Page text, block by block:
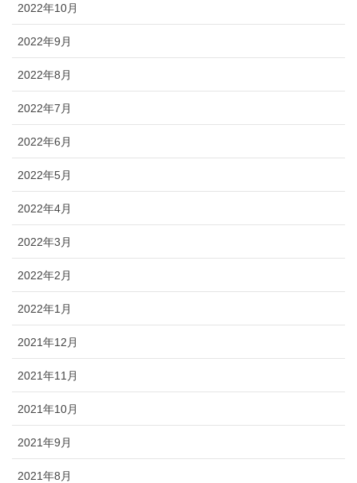
2022年10月
2022年9月
2022年8月
2022年7月
2022年6月
2022年5月
2022年4月
2022年3月
2022年2月
2022年1月
2021年12月
2021年11月
2021年10月
2021年9月
2021年8月